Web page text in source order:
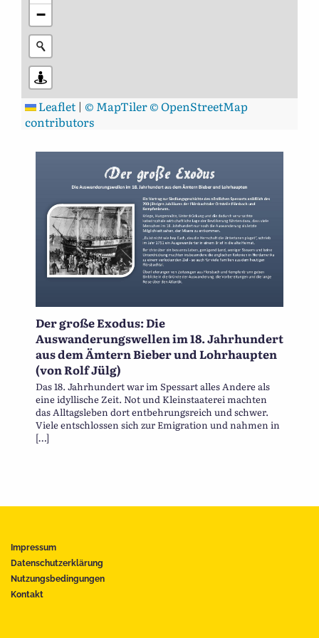
−
Leaflet | © MapTiler© OpenStreetMap
contributors
Der große Exodus: Die
Auswanderungswellen im 18. Jahrhundert
aus dem Ämtern Bieber und Lohrhaupten
(von Rolf Jülg)
Das 18. Jahrhundert war im Spessart alles Andere als
eine idyllische Zeit. Not und Kleinstaaterei machten
das Alltagsleben dort entbehrungsreich und schwer.
Viele entschlossen sich zur Emigration und nahmen in
[…]
Impressum
Datenschutzerklärung
Nutzungsbedingungen
Kontakt